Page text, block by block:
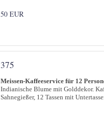
50 EUR
375
Meissen-Kaffeeservice für 12
Indianische Blume mit Golddekor.
Sahnegießer, 12 Tassen mit